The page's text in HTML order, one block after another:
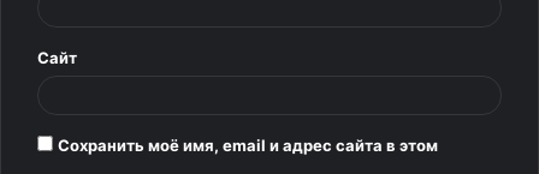
*
Сайт
Сохранить моё имя, email и адрес сайта в этом